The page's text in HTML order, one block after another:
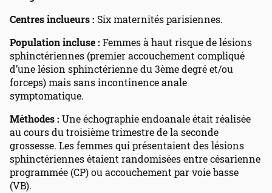
Centres inclueurs : Six maternités parisiennes.
Population incluse : Femmes à haut risque de lésions
sphinctériennes (premier accouchement compliqué
d’une lésion sphinctérienne du 3ème degré et/ou
forceps) mais sans incontinence anale
symptomatique.
Méthodes : Une échographie endoanale était réalisée
au cours du troisième trimestre de la seconde
grossesse. Les femmes qui présentaient des lésions
sphinctériennes étaient randomisées entre césarienne
programmée (CP) ou accouchement par voie basse
(VB).